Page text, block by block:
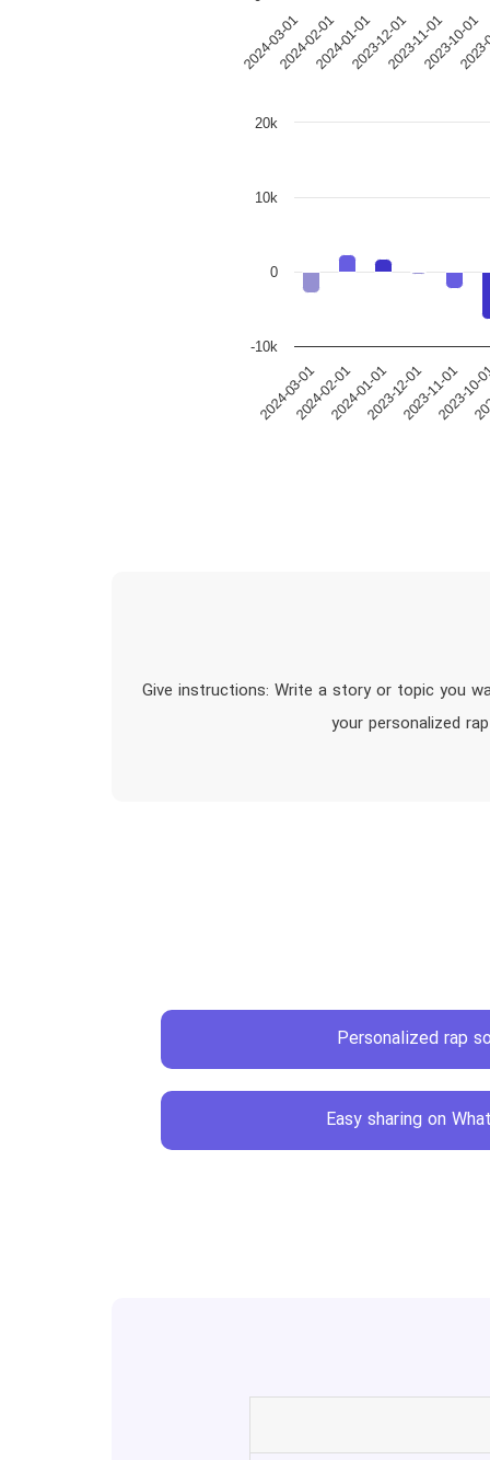
2024-03-012024-02-012024-01-012023-12-012023-11-012023-10-01
2024-03-012024-02-012024-01-012023-12-012023-11-01
2023-
-10k
0
10k
20k
1. Give instructions: Write a story or topic
your personalized
Personalized rap
Easy sharing on